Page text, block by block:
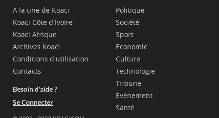
A la une de Koaci
Koaci Côte d'Ivoire
Koaci Afrique
Archives Koaci
Conditions d'utilisation
Contacts
Besoin d'aide ?
Se Connecter
Politique
Société
Sport
Economie
Culture
Technologie
Tribune
Evènement
Santé